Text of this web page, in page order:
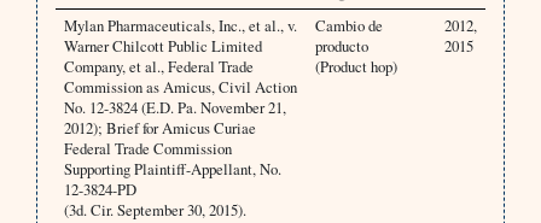
Mylan Pharmaceuticals, Inc., et al., v.
Warner Chilcott Public Limited
Company, et al., Federal Trade
Commission as Amicus, Civil Action
No. 12-3824 (E.D. Pa. November 21,
2012); Brief for Amicus Curiae
Federal Trade Commission
Supporting Plaintiff-Appellant, No.
12-3824-PD
(3d. Cir. September 30, 2015).
Cambio de
producto
(Product hop)
2012,
2015